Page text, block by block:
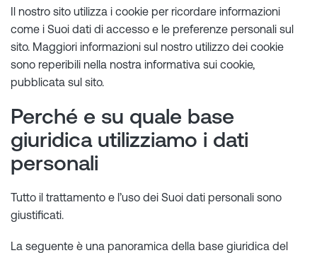
Il nostro sito utilizza i cookie per ricordare informazioni
come i Suoi dati di accesso e le preferenze personali sul
sito. Maggiori informazioni sul nostro utilizzo dei cookie
sono reperibili nella nostra informativa sui cookie,
pubblicata sul sito.
Perché e su quale base
giuridica utilizziamo i dati
personali
Tutto il trattamento e l’uso dei Suoi dati personali sono
giustificati.
La seguente è una panoramica della base giuridica del